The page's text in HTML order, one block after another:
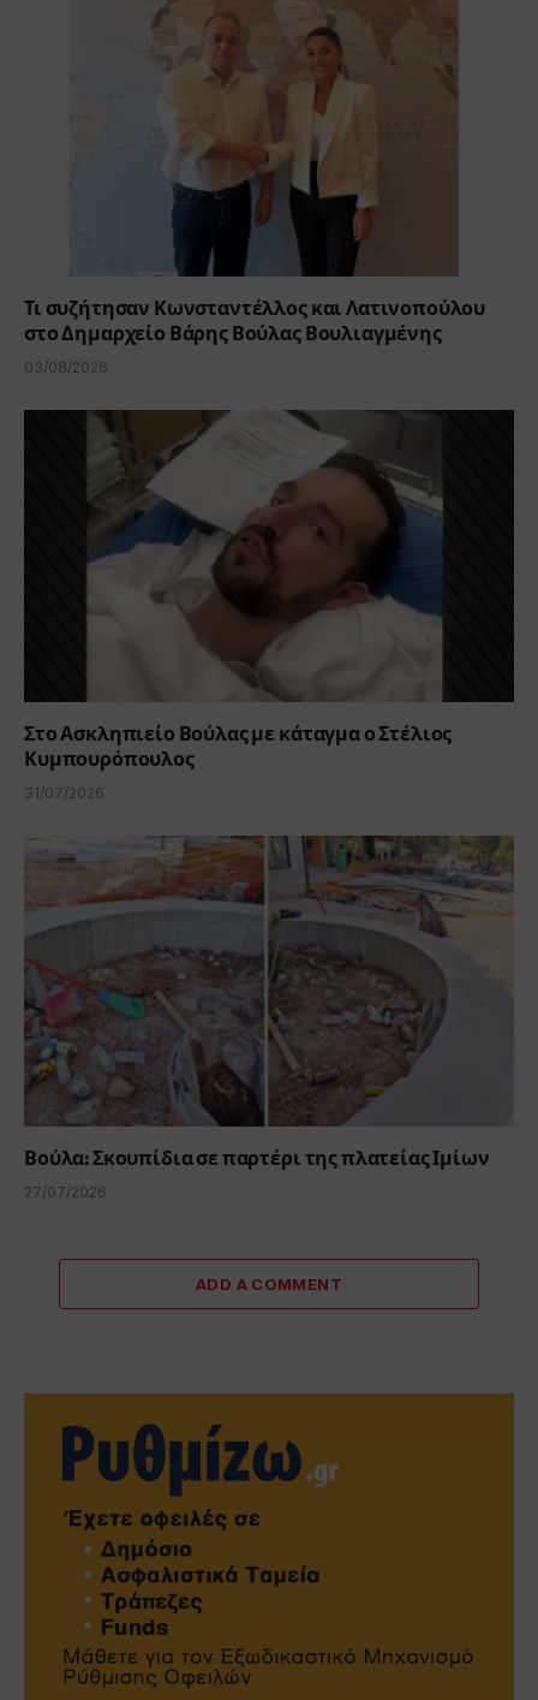
Τι συζήτησαν Κωνσταντέλλος και Λατινοπούλου
στο Δημαρχείο Βάρης Βούλας Βουλιαγμένης
03/08/2026
Στο Ασκληπιείο Βούλας με κάταγμα ο Στέλιος
Κυμπουρόπουλος
31/07/2026
Βούλα: Σκουπίδια σε παρτέρι της πλατείας Ιμίων
27/07/2026
ADD A COMMENT